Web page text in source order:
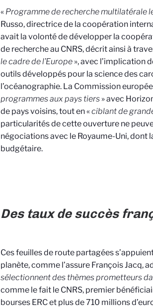
« Programme de recherche multilatérale
Russo, directrice de la coopération
avait la volonté de développer la
de recherche au CNRS, décrit ainsi à
le cadre de l’Europe», avec l’implication
outils développés pour la science des
l’océanographie. La Commission
programmes aux pays tiers» avec
de pays voisins, tout en «ciblant de
particularités de cette ouverture ne
négociations avec le Royaume-Uni, dont
budgétaire.
Des taux de succès
Ces feuilles de route partagées
planète, comme l’assure François Jacq,
sélectionnent des thèmes prometteurs
comme le fait le CNRS, premier
bourses ERC et plus de 710 millions